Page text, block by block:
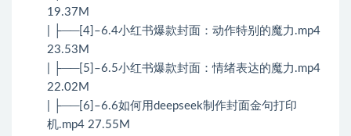
19.37M
| ├──[4]–6.4小红书爆款封面：动作特别的魔力.mp4
23.53M
| ├──[5]–6.5小红书爆款封面：情绪表达的魔力.mp4
22.02M
| ├──[6]–6.6如何用deepseek制作封面金句打印
机.mp4 27.55M